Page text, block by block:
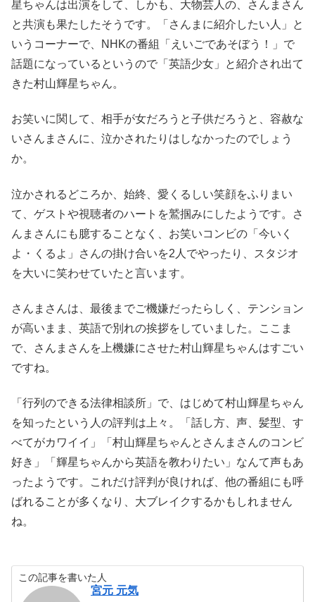
星ちゃんは出演をして、しかも、大物芸人の、さんまさん
と共演も果たしたそうです。「さんまに紹介したい人」と
いうコーナーで、NHKの番組「えいごであそぼう！」で
話題になっているというので「英語少女」と紹介され出て
きた村山輝星ちゃん。
お笑いに関して、相手が女だろうと子供だろうと、容赦な
いさんまさんに、泣かされたりはしなかったのでしょう
か。
泣かされるどころか、始終、愛くるしい笑顔をふりまい
て、ゲストや視聴者のハートを鷲掴みにしたようです。さ
んまさんにも臆することなく、お笑いコンビの「今いく
よ・くるよ」さんの掛け合いを2人でやったり、スタジオ
を大いに笑わせていたと言います。
さんまさんは、最後までご機嫌だったらしく、テンション
が高いまま、英語で別れの挨拶をしていました。ここま
で、さんまさんを上機嫌にさせた村山輝星ちゃんはすごい
ですね。
「行列のできる法律相談所」で、はじめて村山輝星ちゃん
を知ったという人の評判は上々。「話し方、声、髪型、す
べてがカワイイ」「村山輝星ちゃんとさんまさんのコンビ
好き」「輝星ちゃんから英語を教わりたい」なんて声もあ
ったようです。これだけ評判が良ければ、他の番組にも呼
ばれることが多くなり、大ブレイクするかもしれません
ね。
この記事を書いた人
宮元 元気